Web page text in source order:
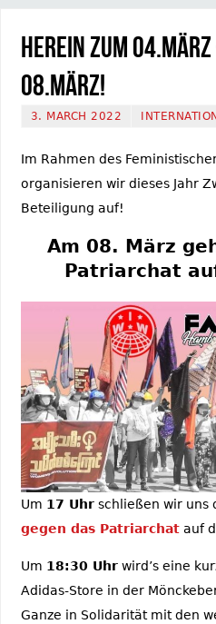
Herein zum
08.März!
3. MARCH 2022
Im Rahmen des
organisieren wir dieses Jahr
Beteiligung auf!
Am 08. März
Patriarchat
Um 17 Uhrschließen wir uns
gegen das Patriarchatauf
Um 18:30 Uhrwird’s eine
Adidas-Store in der
Ganze in Solidarität mit den